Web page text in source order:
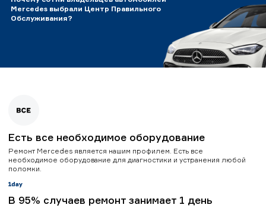
Mercedes выбрали Центр Правильного
Обслуживания?
Есть все необходимое оборудование
Ремонт Mercedes является нашим профилем. Есть все
необходимое оборудование для диагностики и устранения любой
поломки.
В 95% случаев ремонт занимает 1 день